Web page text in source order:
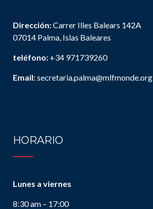
Dirección:Carrer Illes Balears 142A
07014 Palma, Islas Baleares
teléfono: +34 971739260
Email:secretaria.palma@mlfmonde.org
HORARIO
Lunes a viernes
8:30 am – 17:00